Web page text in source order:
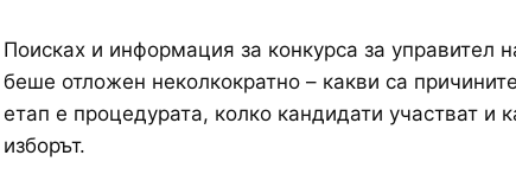
Поисках и информация за конкурса за управител
беше отложен неколкократно – какви са
етап е процедурата, колко кандидати участват и
изборът.